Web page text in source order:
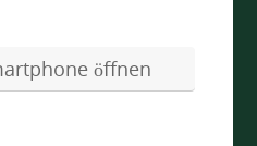
öffnen